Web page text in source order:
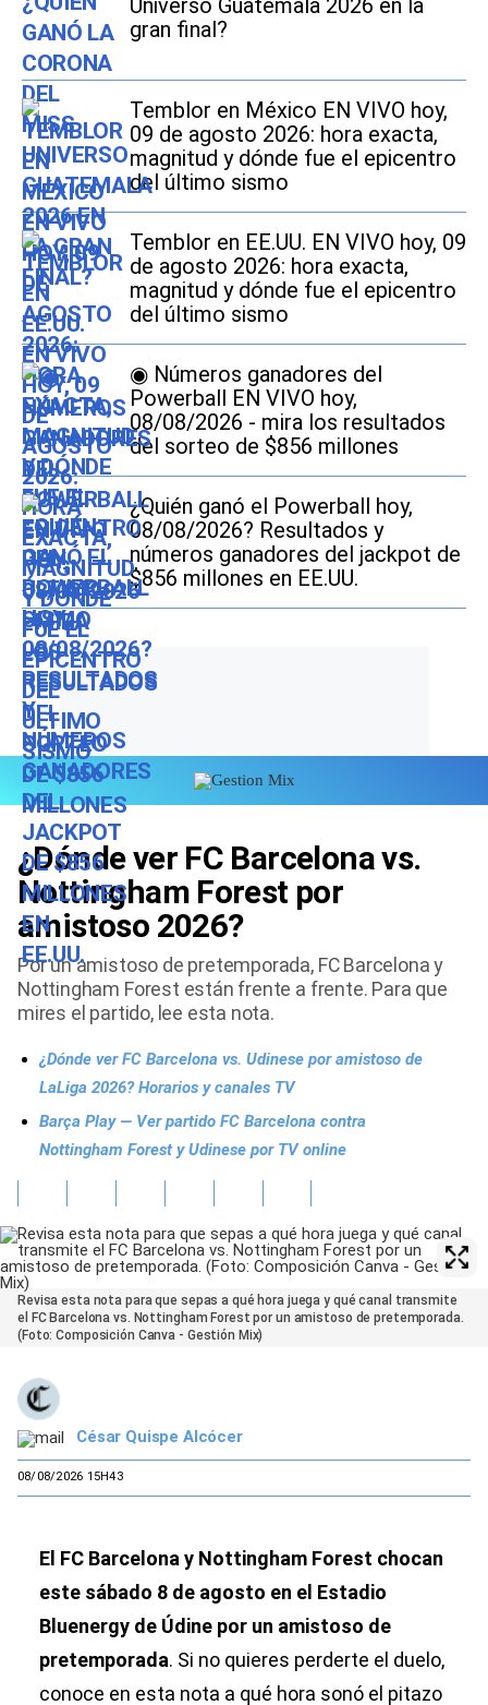
gran final?
Temblor en México EN VIVO hoy,
09 de agosto 2026: hora exacta,
magnitud y dónde fue el epicentro
del último sismo
Temblor en EE.UU. EN VIVO hoy, 09
de agosto 2026: hora exacta,
magnitud y dónde fue el epicentro
del último sismo
◉ Números ganadores del
Powerball EN VIVO hoy,
08/08/2026 - mira los resultados
del sorteo de $856 millones
¿Quién ganó el Powerball hoy,
08/08/2026? Resultados y
números ganadores del jackpot de
$856 millones en EE.UU.